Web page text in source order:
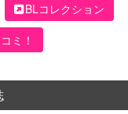
BLコレクション
ミ！